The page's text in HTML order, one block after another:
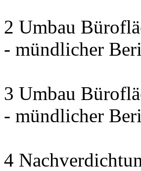
2 Umbau
- mündlicher
3 Umbau
- mündlicher
4